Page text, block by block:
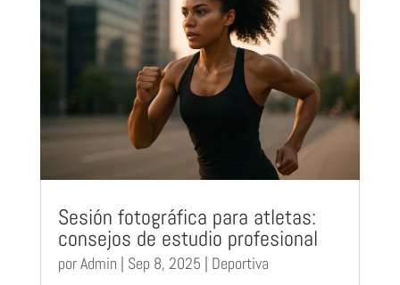
Sesión fotográfica para atletas:
consejos de estudio profesional
porAdmin | Sep 8, 2025 | Deportiva